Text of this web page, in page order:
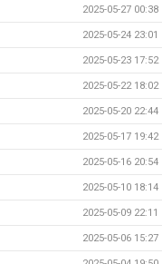
2025-05-27 00:38
2025-05-24 23:01
2025-05-23 17:52
2025-05-22 18:02
2025-05-20 22:44
2025-05-17 19:42
2025-05-16 20:54
2025-05-10 18:14
2025-05-09 22:11
2025-05-06 15:27